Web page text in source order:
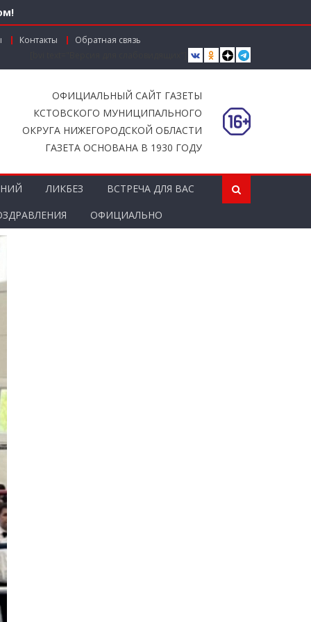
Контакты
Обратная связь
ОФИЦИАЛЬНЫЙ САЙТ ГАЗЕТЫ
КСТОВСКОГО МУНИЦИПАЛЬНОГО
ОКРУГА НИЖЕГОРОДСКОЙ ОБЛАСТИ
ГАЗЕТА ОСНОВАНА В 1930 ГОДУ
ЛИКБЕЗ
ВСТРЕЧА ДЛЯ ВАС
ОФИЦИАЛЬНО